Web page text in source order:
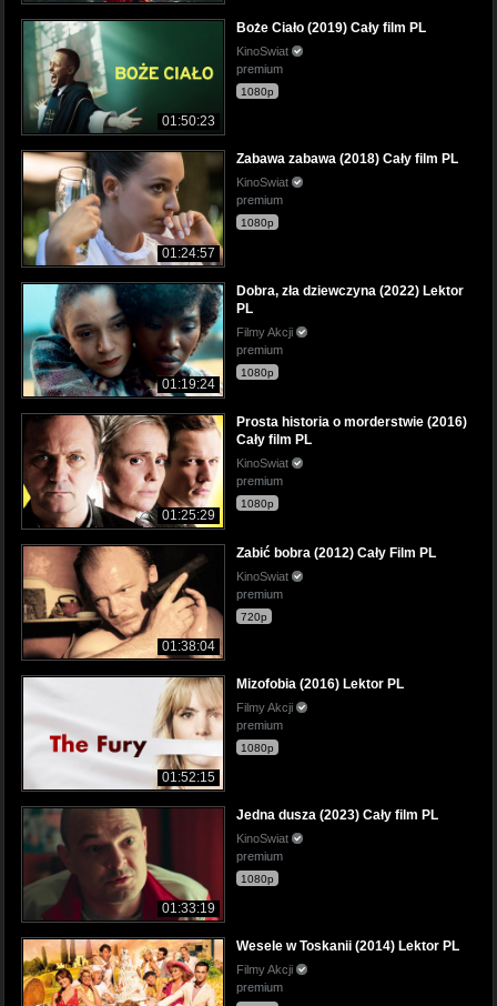
01:50:23
Boże Ciało (2019) Cały film PL
KinoSwiat
premium
1080p
01:24:57
Zabawa zabawa (2018) Cały film PL
KinoSwiat
premium
1080p
01:19:24
Dobra, zła dziewczyna (2022) Lektor
PL
Filmy Akcji
premium
1080p
01:25:29
Prosta historia o morderstwie (2016)
Cały film PL
KinoSwiat
premium
1080p
01:38:04
Zabić bobra (2012) Cały Film PL
KinoSwiat
premium
720p
01:52:15
Mizofobia (2016) Lektor PL
Filmy Akcji
premium
1080p
01:33:19
Jedna dusza (2023) Cały film PL
KinoSwiat
premium
1080p
Wesele w Toskanii (2014) Lektor PL
Filmy Akcji
premium